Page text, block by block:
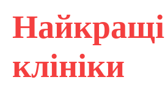
Найкращі
клініки